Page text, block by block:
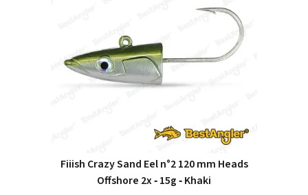
Fiiish Crazy Sand Eel n°2 120 mm Heads
Offshore 2x ‑ 15g ‑ Khaki